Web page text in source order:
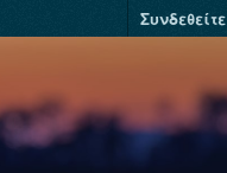
Συνδεθείτε